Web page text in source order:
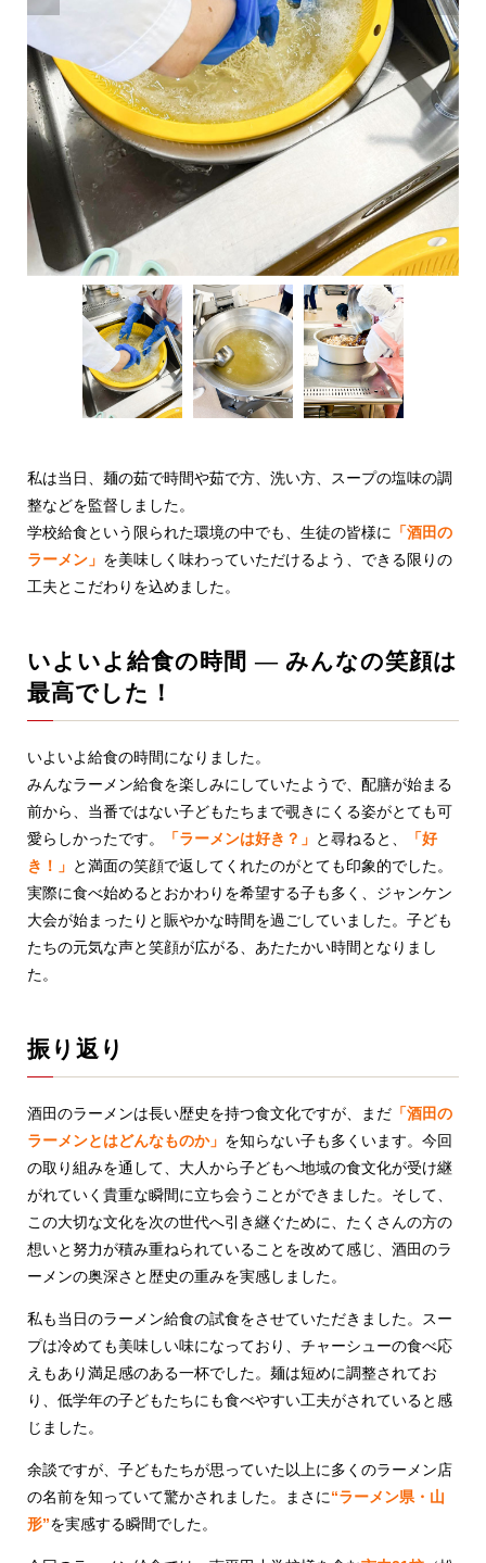
私は当日、麺の茹で時間や茹で方、洗い方、スープの塩味の調
整などを監督しました。
学校給食という限られた環境の中でも、生徒の皆様に
「酒田の
ラーメン」 を美味しく味わっていただけるよう、できる限りの
工夫とこだわりを込めました。
いよいよ給食の時間 — みんなの笑顔は
最高でした！
いよいよ給食の時間になりました。
みんなラーメン給食を楽しみにしていたようで、配膳が始まる
前から、当番ではない子どもたちまで覗きにくる姿がとても可
愛らしかったです。
「ラーメンは好き？」 と尋ねると、
「好
き！」 と満面の笑顔で返してくれたのがとても印象的でした。
実際に食べ始めるとおかわりを希望する子も多く、ジャンケン
大会が始まったりと賑やかな時間を過ごしていました。子ども
たちの元気な声と笑顔が広がる、あたたかい時間となりまし
た。
振り返り
酒田のラーメンは長い歴史を持つ食文化ですが、まだ 「酒田の
ラーメンとはどんなものか」 を知らない子も多くいます。今回
の取り組みを通して、大人から子どもへ地域の食文化が受け継
がれていく貴重な瞬間に立ち会うことができました。そして、
この大切な文化を次の世代へ引き継ぐために、たくさんの方の
想いと努力が積み重ねられていることを改めて感じ、酒田のラ
ーメンの奥深さと歴史の重みを実感しました。
私も当日のラーメン給食の試食をさせていただきました。スー
プは冷めても美味しい味になっており、チャーシューの食べ応
えもあり満足感のある一杯でした。麺は短めに調整されてお
り、低学年の子どもたちにも食べやすい工夫がされていると感
じました。
余談ですが、子どもたちが思っていた以上に多くのラーメン店
の名前を知っていて驚かされました。まさに“ラーメン県・山
形”を実感する瞬間でした。